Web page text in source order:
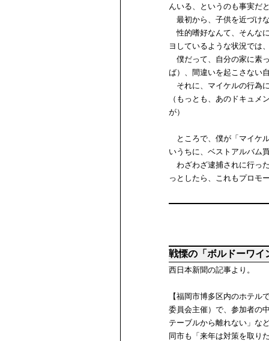
んいる、というのも事実だ
最初から、子供を近づけ
性的嗜好なんて、そんな
ヨしているような状況では
僕だって、自分の家に素
ば）、間違いを起こさない
それに、マイケルの行為
（もっとも、あのドキュ
が）
ところで、僕が「マイケ
いうちに、ベストアルバム
わざわざ逮捕されに行っ
っとしたら、これもプロモ
戦慄の「ボルドーワイ
西日本新聞の記事より。
【福岡市博多区内のホテ
委員会主催）で、参加者の
テーブルから離れない」な
同市も「来年は対策を取り